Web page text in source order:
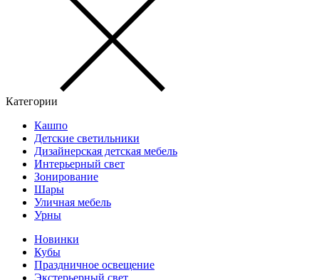
Категории
Кашпо
Детские светильники
Дизайнерская детская мебель
Интерьерный свет
Зонирование
Шары
Уличная мебель
Урны
Новинки
Кубы
Праздничное освещение
Экстерьерный свет